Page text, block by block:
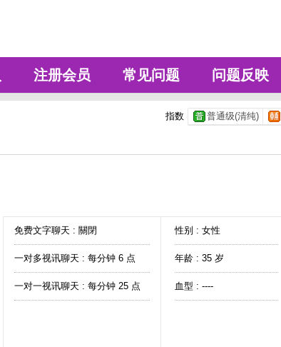
注册会员 常见问题 问题反映
指数 普通级(清纯)
免费文字聊天 : 關閉
一对多视讯聊天 : 每分钟 6 点
一对一视讯聊天 : 每分钟 25 点
性别 : 女性
年龄 : 35 岁
血型 : ----